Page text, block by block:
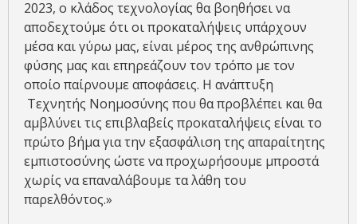
2023, ο κλάδος τεχνολογίας θα βοηθήσει να
αποδεχτούμε ότι οι προκαταλήψεις υπάρχουν
μέσα και γύρω μας, είναι μέρος της ανθρώπινης
φύσης μας και επηρεάζουν τον τρόπο με τον
οποίο παίρνουμε αποφάσεις. Η ανάπτυξη
Τεχνητής Νοημοσύνης που θα προβλέπει και θα
αμβλύνει τις επιβλαβείς προκαταλήψεις είναι το
πρώτο βήμα για την εξασφάλιση της απαραίτητης
εμπιστοσύνης ώστε να προχωρήσουμε μπροστά
χωρίς να επαναλάβουμε τα λάθη του
παρελθόντος.»